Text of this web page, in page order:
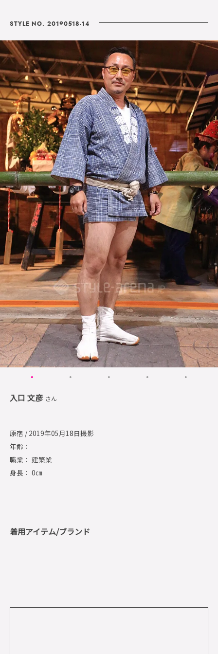
STYLE NO. 20190518-14
入口 文彦 さん
原宿 / 2019年05月18日撮影
年齢：
職業： 建築業
身長： 0㎝
着用アイテム/ブランド